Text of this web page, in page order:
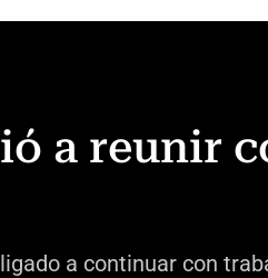
a reunir
a continuar con